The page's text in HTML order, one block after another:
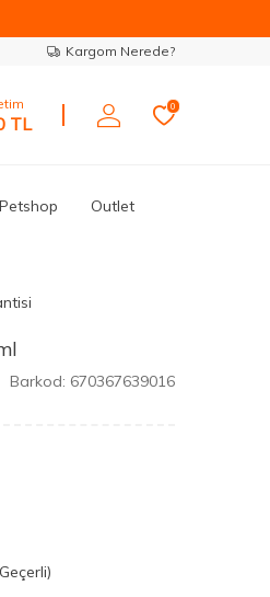
Kargom Nerede?
TL
0
Petshop Outlet
Barkod: 670367639016